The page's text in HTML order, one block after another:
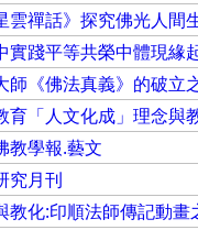
雲禪話》探究佛光人間
實踐平等共榮中體現緣
師《佛法真義》的破立
育「人文化成」理念與
教學報.藝文
究月刊
教化:印順法師傳記動畫